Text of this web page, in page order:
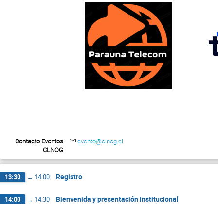
Contacto Eventos
CLNOG
evento@clnog.cl
13:30 → 14:00 Registro
14:00 → 14:30 Bienvenida y presentación institucional